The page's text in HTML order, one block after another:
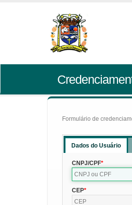
Formulário de
Dados do Usuário
CNPJ/CPF
CEP